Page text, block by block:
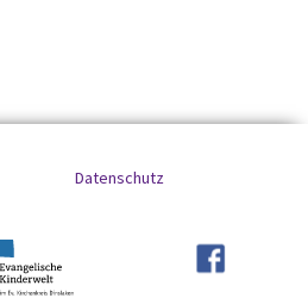
Datenschutz